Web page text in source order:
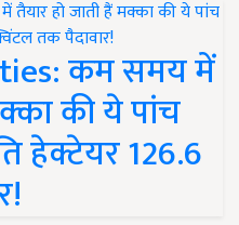
कम समय में
की ये पांच
हेक्टेयर 126.6